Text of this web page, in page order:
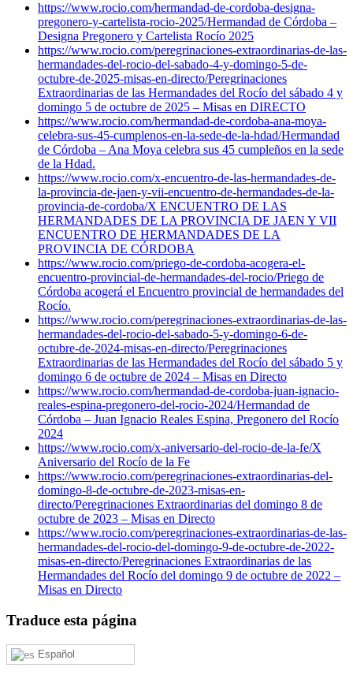
https://www.rocio.com/hermandad-de-cordoba-designa-
pregonero-y-cartelista-rocio-2025/Hermandad de Córdoba –
Designa Pregonero y Cartelista Rocío 2025
https://www.rocio.com/peregrinaciones-extraordinarias-de-las-
hermandades-del-rocio-del-sabado-4-y-domingo-5-de-
octubre-de-2025-misas-en-directo/Peregrinaciones
Extraordinarias de las Hermandades del Rocío del sábado 4 y
domingo 5 de octubre de 2025 – Misas en DIRECTO
https://www.rocio.com/hermandad-de-cordoba-ana-moya-
celebra-sus-45-cumplenos-en-la-sede-de-la-hdad/Hermandad
de Córdoba – Ana Moya celebra sus 45 cumpleños en la sede
de la Hdad.
https://www.rocio.com/x-encuentro-de-las-hermandades-de-
la-provincia-de-jaen-y-vii-encuentro-de-hermandades-de-la-
provincia-de-cordoba/X ENCUENTRO DE LAS
HERMANDADES DE LA PROVINCIA DE JAEN Y VII
ENCUENTRO DE HERMANDADES DE LA
PROVINCIA DE CÓRDOBA
https://www.rocio.com/priego-de-cordoba-acogera-el-
encuentro-provincial-de-hermandades-del-rocio/Priego de
Córdoba acogerá el Encuentro provincial de hermandades del
Rocío.
https://www.rocio.com/peregrinaciones-extraordinarias-de-las-
hermandades-del-rocio-del-sabado-5-y-domingo-6-de-
octubre-de-2024-misas-en-directo/Peregrinaciones
Extraordinarias de las Hermandades del Rocío del sábado 5 y
domingo 6 de octubre de 2024 – Misas en Directo
https://www.rocio.com/hermandad-de-cordoba-juan-ignacio-
reales-espina-pregonero-del-rocio-2024/Hermandad de
Córdoba – Juan Ignacio Reales Espina, Pregonero del Rocío
2024
https://www.rocio.com/x-aniversario-del-rocio-de-la-fe/X
Aniversario del Rocío de la Fe
https://www.rocio.com/peregrinaciones-extraordinarias-del-
domingo-8-de-octubre-de-2023-misas-en-
directo/Peregrinaciones Extraordinarias del domingo 8 de
octubre de 2023 – Misas en Directo
https://www.rocio.com/peregrinaciones-extraordinarias-de-las-
hermandades-del-rocio-del-domingo-9-de-octubre-de-2022-
misas-en-directo/Peregrinaciones Extraordinarias de las
Hermandades del Rocío del domingo 9 de octubre de 2022 –
Misas en Directo
Traduce esta página
Español